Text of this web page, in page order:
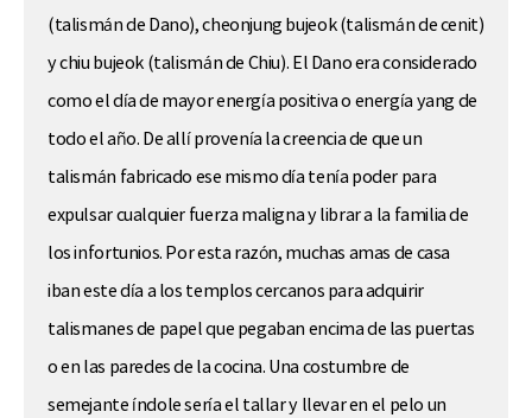
(talismán de Dano), cheonjung bujeok (talismán de cenit)
y chiu bujeok (talismán de Chiu). El Dano era considerado
como el día de mayor energía positiva o energía yang de
todo el año. De allí provenía la creencia de que un
talismán fabricado ese mismo día tenía poder para
expulsar cualquier fuerza maligna y librar a la familia de
los infortunios. Por esta razón, muchas amas de casa
iban este día a los templos cercanos para adquirir
talismanes de papel que pegaban encima de las puertas
o en las paredes de la cocina. Una costumbre de
semejante índole sería el tallar y llevar en el pelo un